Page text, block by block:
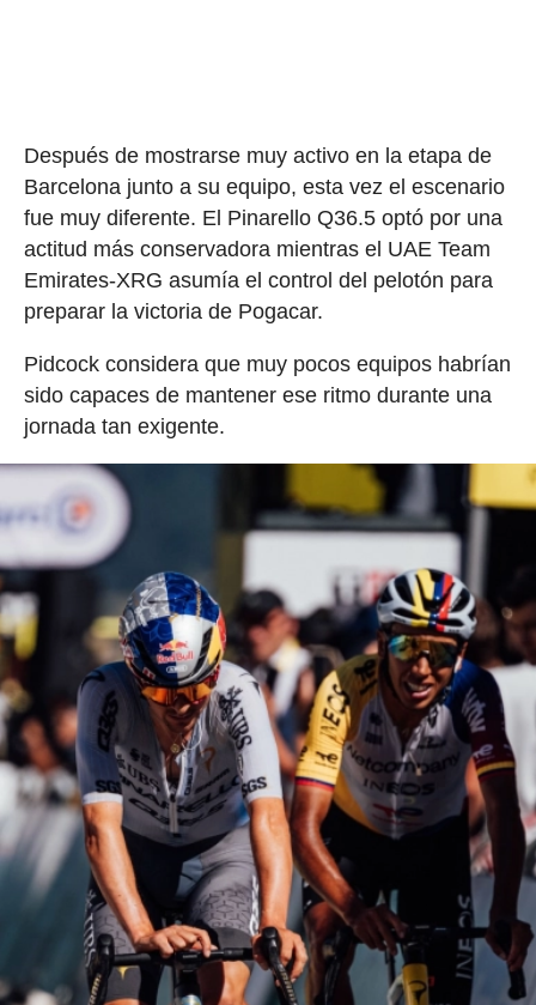
Después de mostrarse muy activo en la etapa de
Barcelona junto a su equipo, esta vez el escenario
fue muy diferente. El Pinarello Q36.5 optó por una
actitud más conservadora mientras el UAE Team
Emirates-XRG asumía el control del pelotón para
preparar la victoria de Pogacar.
Pidcock considera que muy pocos equipos habrían
sido capaces de mantener ese ritmo durante una
jornada tan exigente.